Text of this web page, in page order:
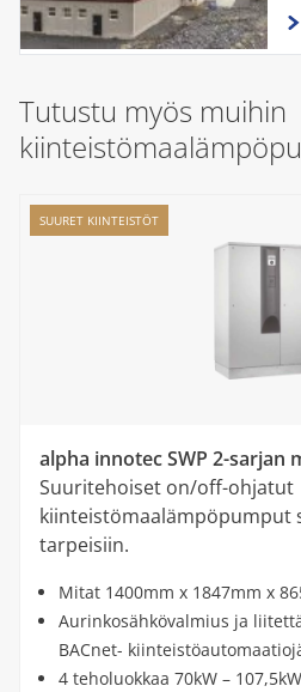
Tutustu myös muihin
SUURET KIINTEISTÖT
alpha innotec SWP 2-sarjan
Suuritehoiset on/off-ohjatut
kiinteistömaalämpöpumput
tarpeisiin.
Mitat 1400mm x 1847mm x
Aurinkosähkövalmius ja
BACnet-
4 teholuokkaa 70kW – 107,5kW